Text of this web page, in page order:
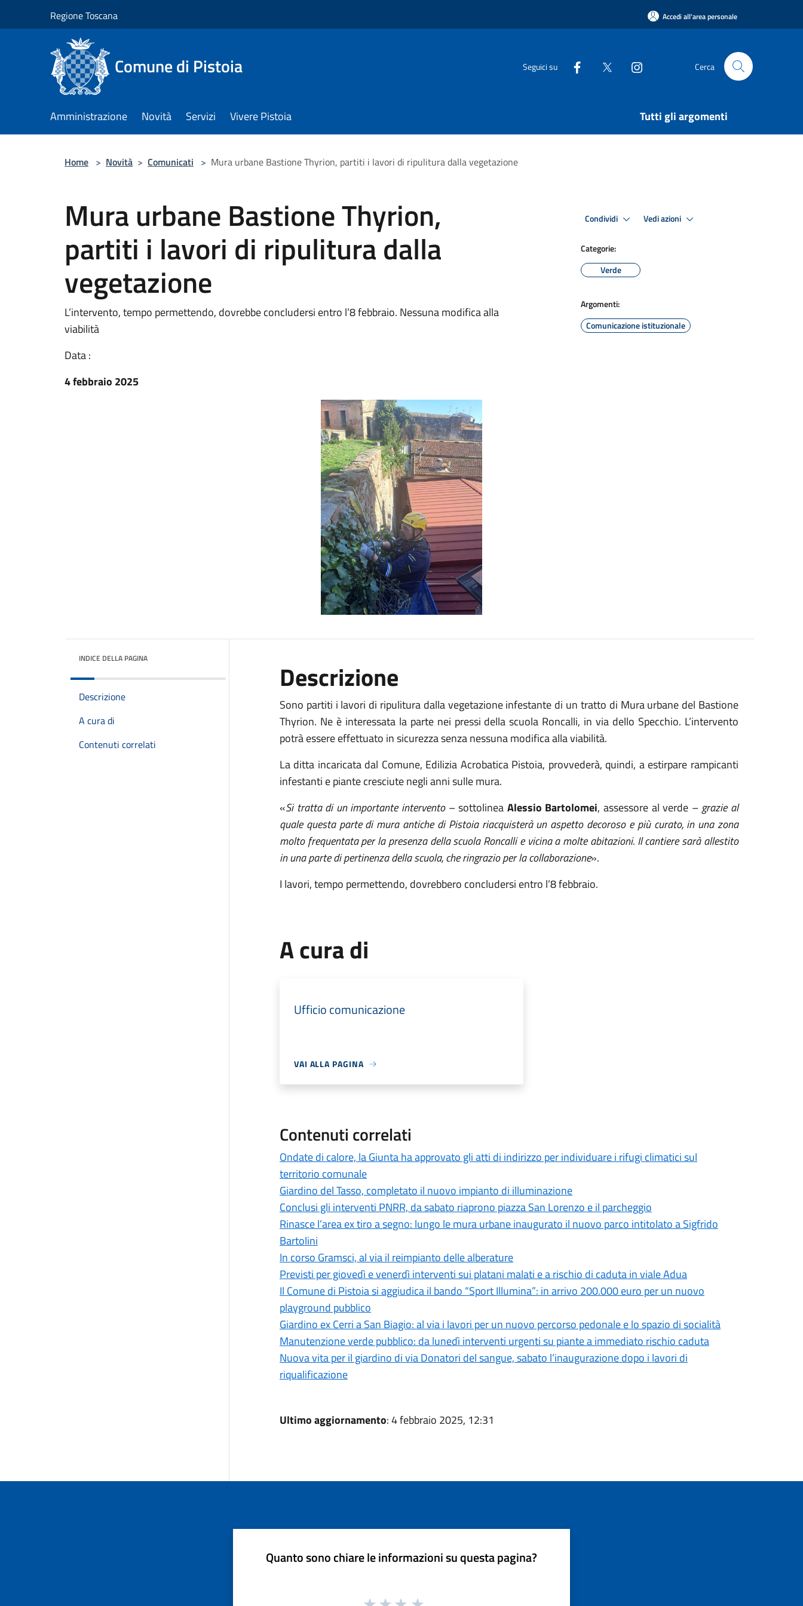
Regione Toscana Accedi all'area personale
Comune di Pistoia Seguici su Cerca
Amministrazione Novità Servizi Vivere Pistoia Tutti gli argomenti
Home > Novità > Comunicati > Mura urbane Bastione Thyrion, partiti i lavori di ripulitura dalla vegetazione
Mura urbane Bastione Thyrion,
partiti i lavori di ripulitura dalla
vegetazione
L’intervento, tempo permettendo, dovrebbe concludersi entro l’8 febbraio. Nessuna modifica alla
viabilità
Data :
4 febbraio 2025
Condividi Vedi azioni
Categorie:
Verde
Argomenti:
Comunicazione istituzionale
INDICE DELLA PAGINA
Descrizione
A cura di
Contenuti correlati
Descrizione
Sono partiti i lavori di ripulitura dalla vegetazione infestante di un tratto di Mura urbane del Bastione
Thyrion. Ne è interessata la parte nei pressi della scuola Roncalli, in via dello Specchio. L’intervento
potrà essere effettuato in sicurezza senza nessuna modifica alla viabilità.
La ditta incaricata dal Comune, Edilizia Acrobatica Pistoia, provvederà, quindi, a estirpare rampicanti
infestanti e piante cresciute negli anni sulle mura.
«Si tratta di un importante intervento – sottolinea Alessio Bartolomei, assessore al verde –grazie al
quale questa parte di mura antiche di Pistoia riacquisterà un aspetto decoroso e più curato, in una zona
molto frequentata per la presenza della scuola Roncalli e vicina a molte abitazioni. Il cantiere sarà allestito
in una parte di pertinenza della scuola, che ringrazio per la collaborazione».
I lavori, tempo permettendo, dovrebbero concludersi entro l’8 febbraio.
A cura di
Ufficio comunicazione
VAI ALLA PAGINA
Contenuti correlati
Ondate di calore, la Giunta ha approvato gli atti di indirizzo per individuare i rifugi climatici sul
territorio comunale
Giardino del Tasso, completato il nuovo impianto di illuminazione
Conclusi gli interventi PNRR, da sabato riaprono piazza San Lorenzo e il parcheggio
Rinasce l’area ex tiro a segno: lungo le mura urbane inaugurato il nuovo parco intitolato a Sigfrido
Bartolini
In corso Gramsci, al via il reimpianto delle alberature
Previsti per giovedì e venerdì interventi sui platani malati e a rischio di caduta in viale Adua
Il Comune di Pistoia si aggiudica il bando “Sport Illumina”: in arrivo 200.000 euro per un nuovo
playground pubblico
Giardino ex Cerri a San Biagio: al via i lavori per un nuovo percorso pedonale e lo spazio di socialità
Manutenzione verde pubblico: da lunedì interventi urgenti su piante a immediato rischio caduta
Nuova vita per il giardino di via Donatori del sangue, sabato l’inaugurazione dopo i lavori di
riqualificazione
Ultimo aggiornamento: 4 febbraio 2025, 12:31
Quanto sono chiare le informazioni su questa pagina?